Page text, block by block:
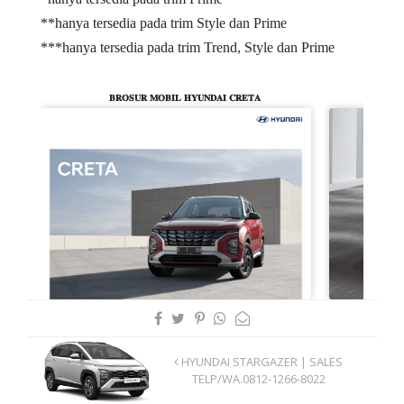
**hanya tersedia pada trim Style dan Prime
***hanya tersedia pada trim Trend, Style dan Prime
𝐁𝐑𝐎𝐒𝐔𝐑 𝐌𝐎𝐁𝐈𝐋 𝐇𝐘𝐔𝐍𝐃𝐀𝐈 𝐂𝐑𝐄𝐓𝐀
HYUNDAI STARGAZER | SALES
TELP/WA.0812-1266-8022